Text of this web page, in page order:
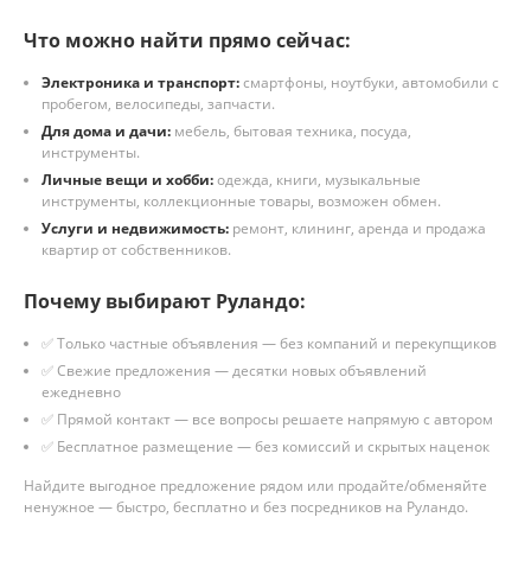
Что можно найти прямо сейчас:
Электроника и транспорт:смартфоны, ноутбуки, автомобили с
пробегом, велосипеды, запчасти.
Для дома и дачи: мебель, бытовая техника, посуда,
инструменты.
Личные вещи и хобби:одежда, книги, музыкальные
инструменты, коллекционные товары, возможен обмен.
Услуги и недвижимость: ремонт, клининг, аренда и продажа
квартир от собственников.
Почему выбирают Руландо:
✅ Только частные объявления — без компаний и перекупщиков
✅ Свежие предложения — десятки новых объявлений
ежедневно
✅ Прямой контакт — все вопросы решаете напрямую с автором
✅ Бесплатное размещение — без комиссий и скрытых наценок
Найдите выгодное предложение рядом или продайте/обменяйте
ненужное — быстро, бесплатно и без посредников на Руландо.